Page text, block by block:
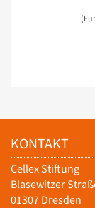
KONTAKT
Cellex Stiftung
Blasewitzer
01307 Dresden